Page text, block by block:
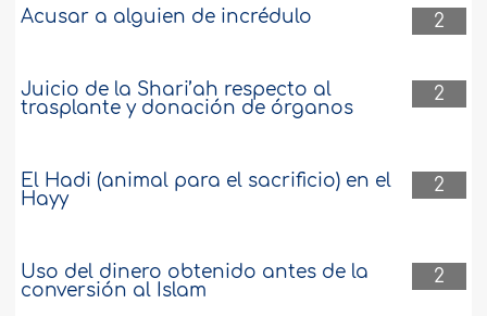
2
Acusar a alguien de incrédulo
2
Juicio de la Shari’ah respecto al
trasplante y donación de órganos
2
El Hadi (animal para el sacrificio) en el
Hayy
2
Uso del dinero obtenido antes de la
conversión al Islam